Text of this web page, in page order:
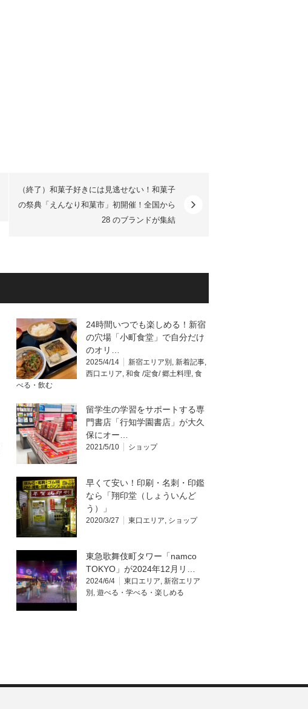
（終了）和菓子好きには見逃せない！和菓子
の祭典「えんなり和菓市」初開催！全国から
28 のブランドが集結
24時間いつでも楽しめる！新宿
の穴場「小町食堂」で自分だけ
のオリ…
2025/4/14 新宿エリア別 , 新着記事,
西口エリア, 和食 /定食/ 郷土料理, 食
べる・飲む
留学生の学習をサポートする専
門書店「行知学園書店」が大久
保にオー…
2021/5/10 ショップ
早くて安い！印刷・名刺・印鑑
なら「翔印堂（しょういんど
う）」
2020/3/27 東口エリア, ショップ
東急歌舞伎町タワー「namco
TOKYO」が2024年12月リ…
2024/6/4 東口エリア, 新宿エリア
別 , 遊べる・学べる・楽しめる